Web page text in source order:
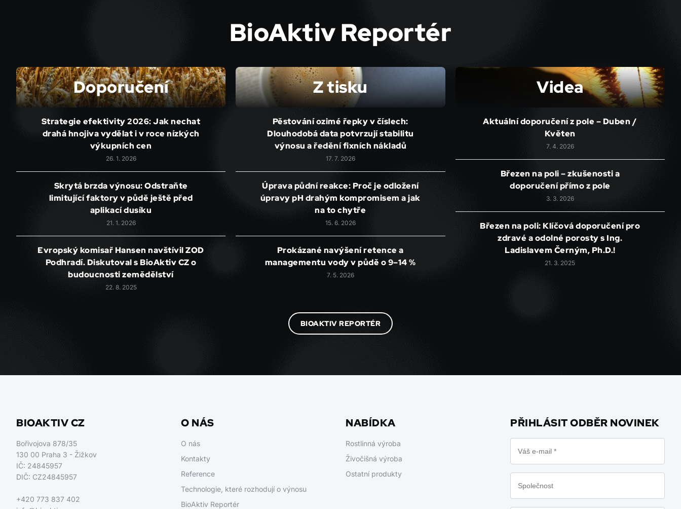
BioAktiv Reportér
Doporučení
Strategie efektivity 2026: Jak nechat
drahá hnojiva vydělat i v roce nízkých
výkupních cen
26. 1. 2026
Skrytá brzda výnosu: Odstraňte
limitující faktory v půdě ještě před
aplikací dusíku
21. 1. 2026
Evropský komisař Hansen navštívil ZOD
Podhradí. Diskutoval s BioAktiv CZ o
budoucnosti zemědělství
22. 8. 2025
Z tisku
Pěstování ozimé řepky v číslech:
Dlouhodobá data potvrzují stabilitu
výnosu a ředění fixních nákladů
17. 7. 2026
Úprava půdní reakce: Proč je odložení
úpravy pH drahým kompromisem a jak
na to chytře
15. 6. 2026
Prokázané navýšení retence a
managementu vody v půdě o 9–14 %
7. 5. 2026
Videa
Aktuální doporučení z pole – Duben /
Květen
7. 4. 2026
Březen na poli – zkušenosti a
doporučení přímo z pole
3. 3. 2026
Březen na poli: Klíčová doporučení pro
zdravé a odolné porosty s Ing.
Ladislavem Černým, Ph.D.!
21. 3. 2025
BIOAKTIV REPORTÉR
BIOAKTIV CZ
Bořivojova 878/35
130 00 Praha 3 - Žižkov
IČ: 24845957
DIČ: CZ24845957
+420 773 837 402
O NÁS
O nás
Kontakty
Reference
Technologie, které rozhodují o výnosu
BioAktiv Reportér
NABÍDKA
Rostlinná výroba
Živočišná výroba
Ostatní produkty
PŘIHLÁSIT ODBĚR NOVINEK